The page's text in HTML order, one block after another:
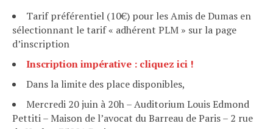
Tarif préférentiel (10€) pour les Amis de Dumas en
sélectionnant le tarif « adhérent PLM » sur la page
d’inscription
Inscription impérative : cliquez ici !
Dans la limite des place disponibles,
Mercredi 20 juin à 20h – Auditorium Louis Edmond
Pettiti – Maison de l’avocat du Barreau de Paris – 2 rue